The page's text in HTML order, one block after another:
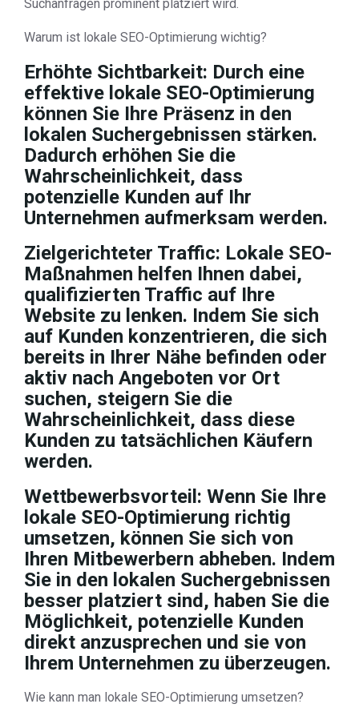
Suchanfragen prominent platziert wird.
Warum ist lokale SEO-Optimierung wichtig?
Erhöhte Sichtbarkeit: Durch eine
effektive lokale SEO-Optimierung
können Sie Ihre Präsenz in den
lokalen Suchergebnissen stärken.
Dadurch erhöhen Sie die
Wahrscheinlichkeit, dass
potenzielle Kunden auf Ihr
Unternehmen aufmerksam werden.
Zielgerichteter Traffic: Lokale SEO-
Maßnahmen helfen Ihnen dabei,
qualifizierten Traffic auf Ihre
Website zu lenken. Indem Sie sich
auf Kunden konzentrieren, die sich
bereits in Ihrer Nähe befinden oder
aktiv nach Angeboten vor Ort
suchen, steigern Sie die
Wahrscheinlichkeit, dass diese
Kunden zu tatsächlichen Käufern
werden.
Wettbewerbsvorteil: Wenn Sie Ihre
lokale SEO-Optimierung richtig
umsetzen, können Sie sich von
Ihren Mitbewerbern abheben. Indem
Sie in den lokalen Suchergebnissen
besser platziert sind, haben Sie die
Möglichkeit, potenzielle Kunden
direkt anzusprechen und sie von
Ihrem Unternehmen zu überzeugen.
Wie kann man lokale SEO-Optimierung umsetzen?